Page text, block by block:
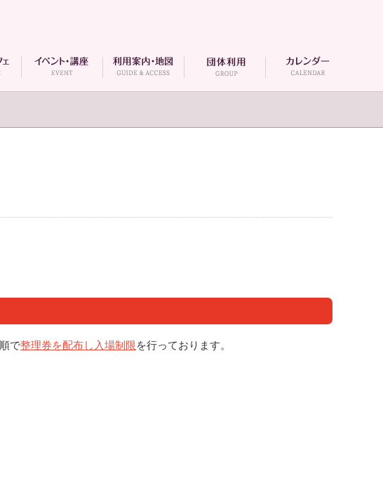
で整理券を配布し入場制限を行っております。